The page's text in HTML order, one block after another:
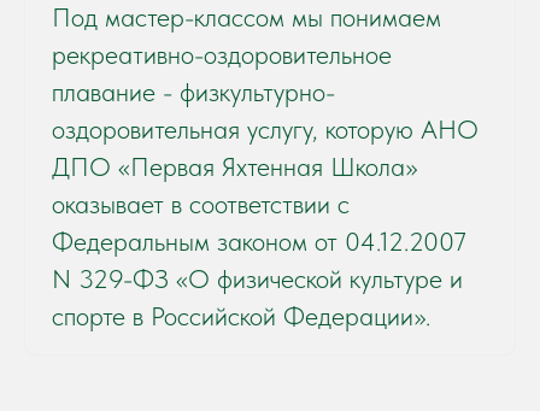
Под мастер-классом мы понимаем
рекреативно-оздоровительное
плавание - физкультурно-
оздоровительная услугу, которую АНО
ДПО «Первая Яхтенная Школа»
оказывает в соответствии с
Федеральным законом от 04.12.2007
N 329-ФЗ «О физической культуре и
спорте в Российской Федерации».